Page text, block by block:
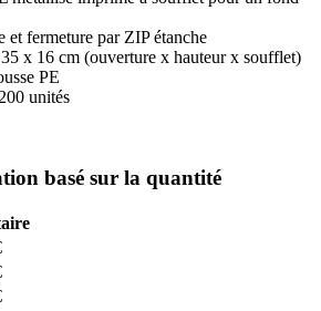
et fermeture par ZIP étanche
x 16 cm (ouverture x hauteur x soufflet)
PE
unités
basé sur la quantité